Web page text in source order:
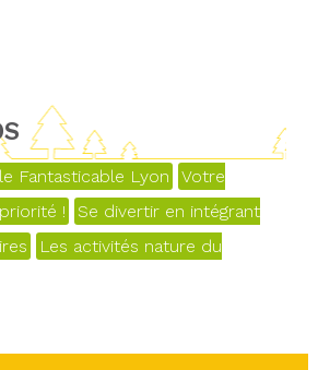
Fantasticable Lyon
Votre
!
Se divertir en intégrant
Les activités nature du